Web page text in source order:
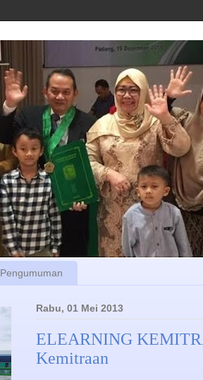
Pengumuman
Rabu, 01 Mei 2013
ELEARNING
Kemitraan